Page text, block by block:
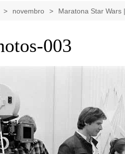
Clássicos
Livros
Game
novembro Maratona Star Wars
003